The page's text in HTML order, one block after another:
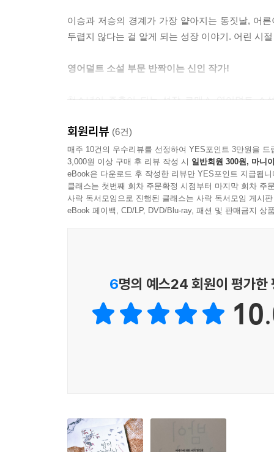
--- p.155
오고 있었다. 누군가 얼음장처럼 차가운 물을 퍼
소냐는 자신이 여전히 악몽에 갇혀있는 것 같았다
저희에게 닿을 수 없으므로 저희는 깨어날 것입니
침대 밑에서 발톱이 달린 손이 나오는 것을 발견
--- p.361
아이는 초자연적인 힘을 가질 운명이라고들 말해
--- p.376
“그래서 그가 내 사진을 갖고 있었던 거야. 나에
래서 그 사람이 죽은 후에도 내가 그와 이야기할
이승과 저승의 경계가 가장 얕아지는 동짓날, 어
두렵지 않다는 걸 알게 되는 성장 이야기. 어린 시
영어덜트 소설 부문 반짝이는 신인 작가!
청소년이 주축이 되는 성장 로맨스 영어덜트 소
아이들의 순수하고도 애처로운 시선으로 어른들
간절한 소원은 무엇일까? 그 바람은 어디서부터
섬세한 변화를 함께 따라가 보자.
휘몰아치는 감정의 소용돌이,
모든 성장 과정은 일종의 미스터리
아이들은 자신을 굳건히 지킬 수 있을까? 악
해결하기 위해 다시 악몽으로 들어가는 선택을
시절도 자연스레 떠올릴 수 있다.
돌아오지 못한 한 사람을 구하기 위한 우정과 사
소중한 것을 구해내려는 순수한 마음, 죽음을 뚫
진행되는 전개 방식에 작품을 속도감 있게 감상할
회원리뷰 (6건)
매주 10건의 우수리뷰를 선정하여 YES포인트 3만원을 드
3,000원 이상 구매 후 리뷰 작성 시 일반회원 300원, 마니
eBook은 다운로드 후 작성한 리뷰만 YES포인트 지급됩니
클래스는 첫번째 회차 주문확정 시점부터 마지막 회차 주
사락 독서모임으로 진행된 클래스는 사락 독서모임 게시
eBook 페이백, CD/LP, DVD/Blu-ray, 패션 및 판매금지 상
6명의 예스24 회원이 평가한